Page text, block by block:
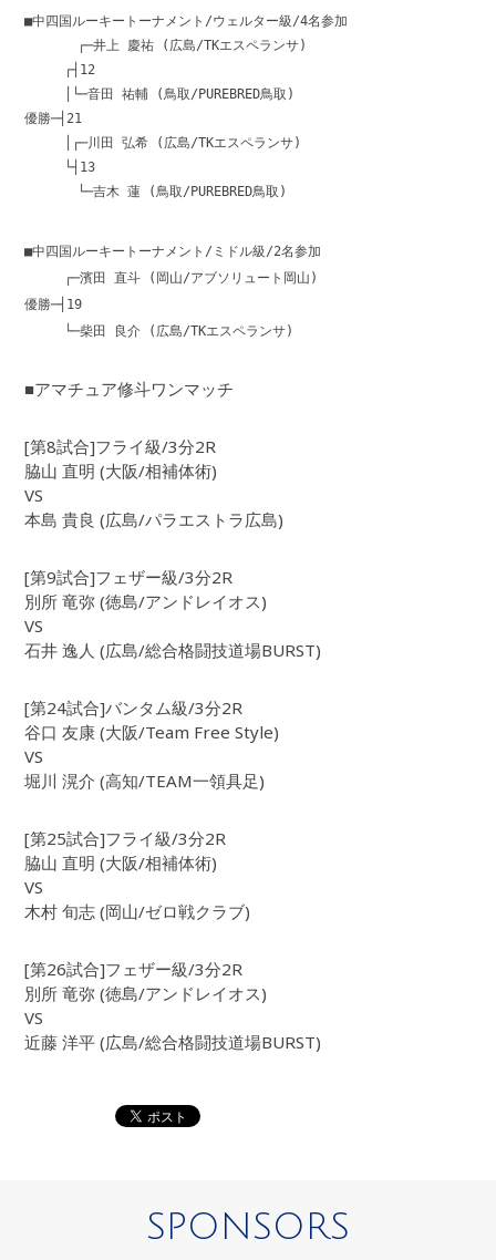
■中四国ルーキートーナメント/ウェルター級/4名参加
┌─井上 慶祐 (広島/TKエスペランサ)
┌┤12
│└─音田 祐輔 (鳥取/PUREBRED鳥取)
優勝─┤21
│┌─川田 弘希 (広島/TKエスペランサ)
└┤13
└─吉木 蓮 (鳥取/PUREBRED鳥取)
■中四国ルーキートーナメント/ミドル級/2名参加
┌─濱田 直斗 (岡山/アブソリュート岡山)
優勝─┤19
└─柴田 良介 (広島/TKエスペランサ)
■アマチュア修斗ワンマッチ
[第8試合]フライ級/3分2R
脇山 直明 (大阪/相補体術)
VS
本島 貴良 (広島/パラエストラ広島)
[第9試合]フェザー級/3分2R
別所 竜弥 (徳島/アンドレイオス)
VS
石井 逸人 (広島/総合格闘技道場BURST)
[第24試合]バンタム級/3分2R
谷口 友康 (大阪/Team Free Style)
VS
堀川 滉介 (高知/TEAM一領具足)
[第25試合]フライ級/3分2R
脇山 直明 (大阪/相補体術)
VS
木村 旬志 (岡山/ゼロ戦クラブ)
[第26試合]フェザー級/3分2R
別所 竜弥 (徳島/アンドレイオス)
VS
近藤 洋平 (広島/総合格闘技道場BURST)
SPONSORS